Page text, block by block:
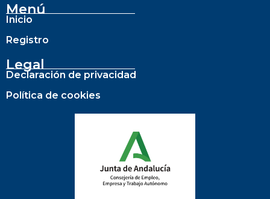
Menú
Inicio
Registro
Legal
Declaración de privacidad
Política de cookies